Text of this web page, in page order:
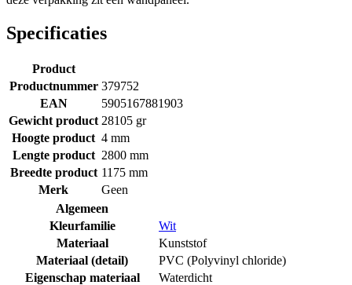
Specificaties
Product
Productnummer 379752
EAN
5905167881903
Gewicht product 28105 gr
Hoogte product 4 mm
Lengte product 2800 mm
Breedte product 1175 mm
Merk
Geen
Algemeen
Kleurfamilie
Wit
Materiaal
Kunststof
Materiaal (detail)
PVC (Polyvinyl chloride)
Eigenschap materiaal
Waterdicht